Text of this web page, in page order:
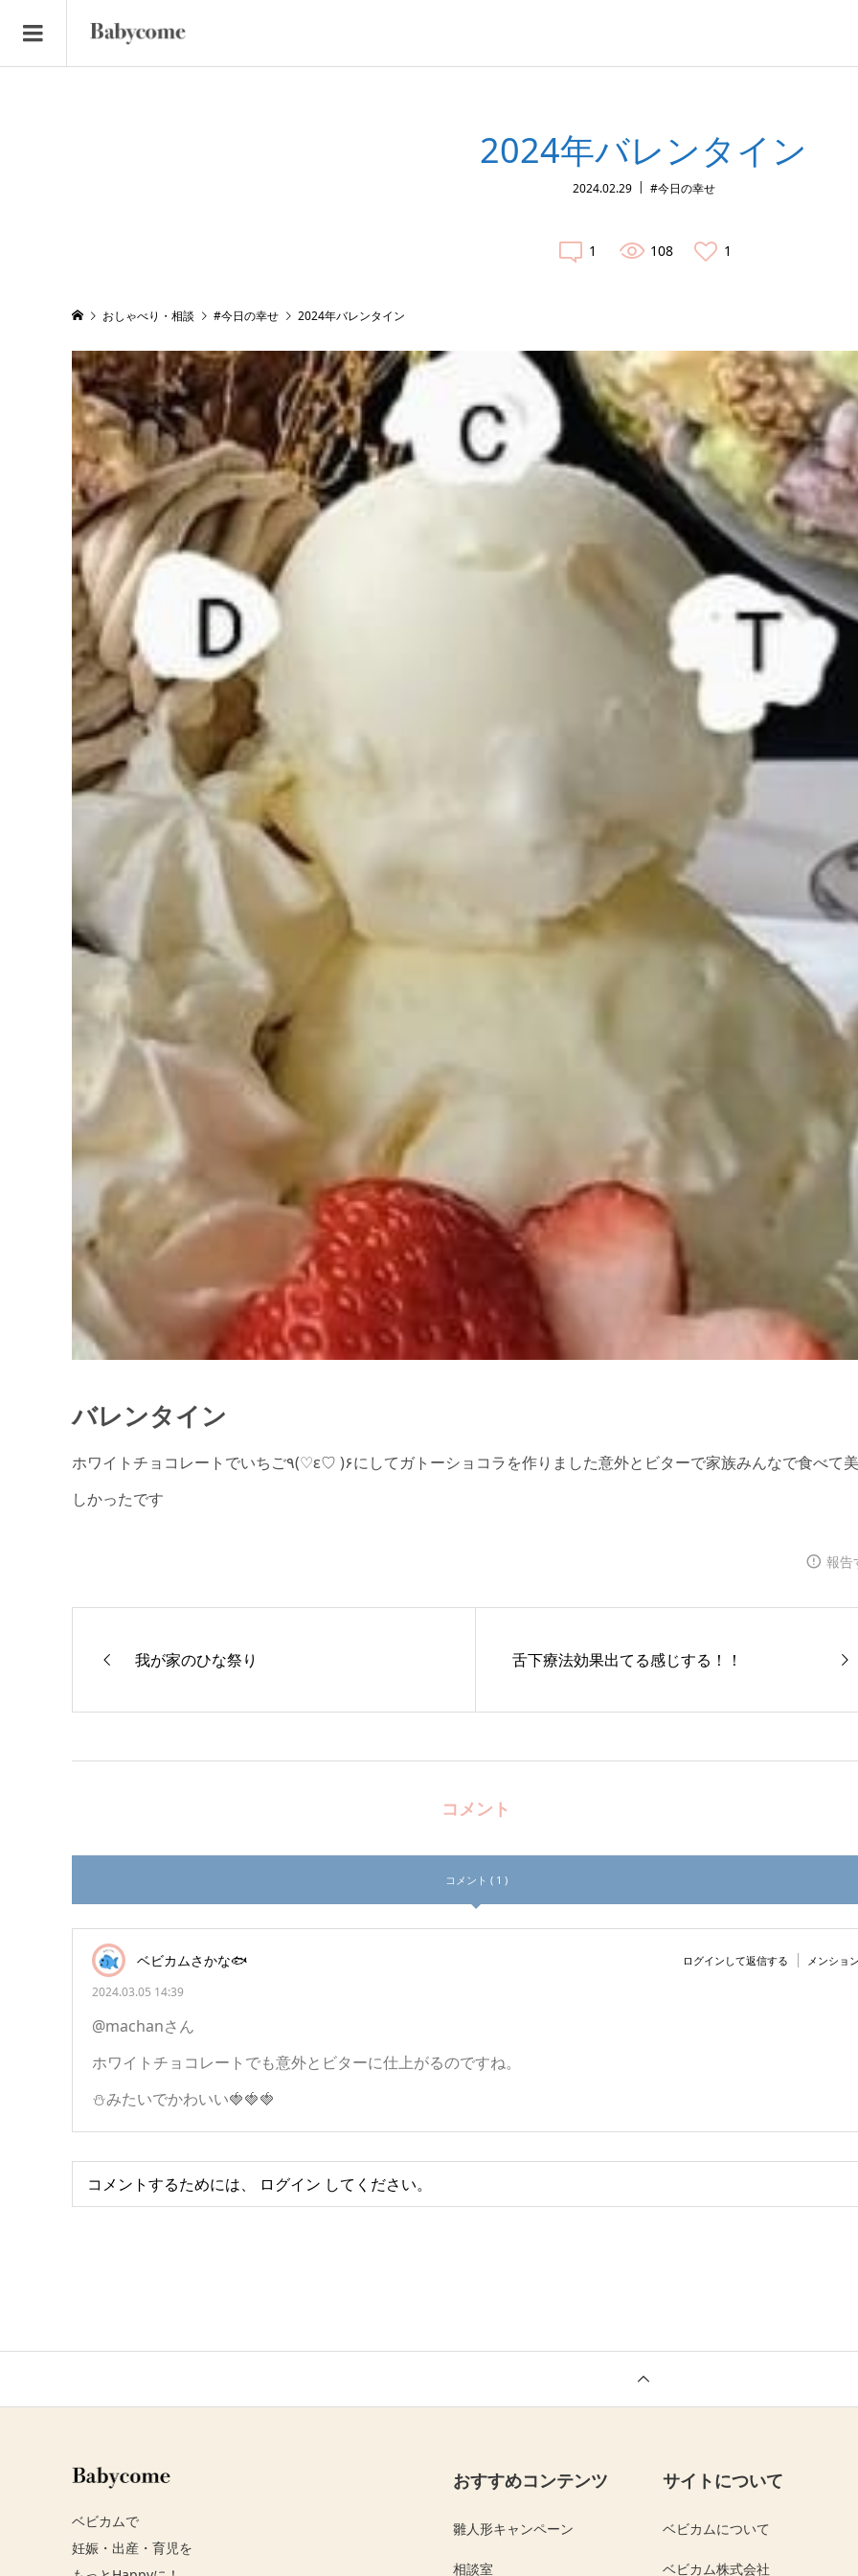
2024年バレンタイン
2024.02.29 #今日の幸せ
1 108 1
おしゃべり・相談 #今日の幸せ 2024年バレンタイン
バレンタイン
ホワイトチョコレートでいちご٩(♡ε♡ )۶にしてガトーショコラを作りました意外とビターで家族みんなで食べて美味
しかったです
報告
我が家のひな祭り 舌下療法効果出てる感じする！！
コメント
コメント ( 1 )
ベビカムさかな🐟
2024.03.05 14:39
ログインして返信する メンショ
@machanさん
ホワイトチョコレートでも意外とビターに仕上がるのですね。
⛄️みたいでかわいい🍓🍓🍓
コメントするためには、 ログイン してください。
ベビカムで
妊娠・出産・育児を
おすすめコンテンツ
雛人形キャンペーン
相談室
サイトについて
ベビカムについて
ベビカム株式会社